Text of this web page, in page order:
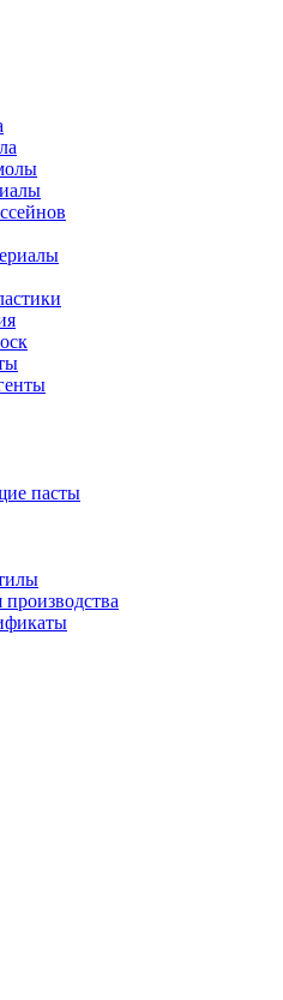
пасты